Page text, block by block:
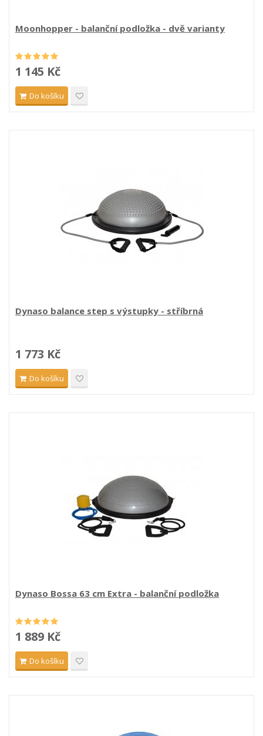
Moonhopper - balanční podložka - dvě varianty
1 145 Kč
Do košíku
Dynaso balance step s výstupky - stříbrná
1 773 Kč
Do košíku
Dynaso Bossa 63 cm Extra - balanční podložka
1 889 Kč
Do košíku